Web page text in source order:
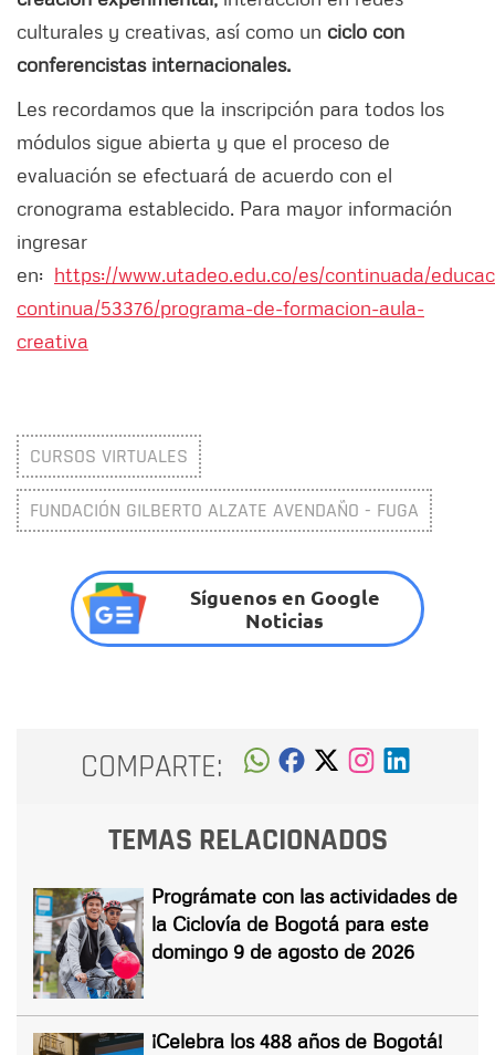
culturales y creativas, así como un ciclo con
conferencistas internacionales.
Les recordamos que la inscripción para todos los
módulos sigue abierta y que el proceso de
evaluación se efectuará de acuerdo con el
cronograma establecido. Para mayor información
ingresar
en: https://www.utadeo.edu.co/es/continuada/
continua/53376/programa-de-formacion-aula-
creativa
CURSOS VIRTUALES
FUNDACIÓN GILBERTO ALZATE AVENDAÑO - FUGA
Síguenos en Google
Noticias
COMPARTE:
TEMAS RELACIONADOS
Prográmate con las actividades de
la Ciclovía de Bogotá para este
domingo 9 de agosto de 2026
¡Celebra los 488 años de Bogotá!